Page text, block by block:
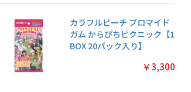
カラフルピーチ ブロマイド
ガム からぴちピクニック【1
BOX 20パック入り】
￥3,300